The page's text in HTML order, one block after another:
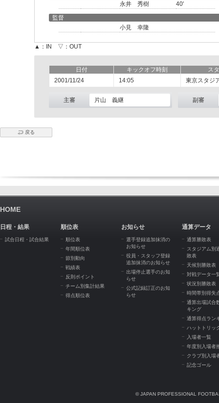
永井 秀樹
40'
監督
小見 幸隆
▲：IN ▽：OUT
日付 キックオフ時刻
ス
2001/11/24
14:05 東京スタジ
主審 片山 義継 副審
戻る
HOME
日程・結果
試合日程・試合結果
順位表
順位表
年間順位表
節別動向
戦績表
反則ポイント
チーム別集計結果
得点順位表
お知らせ
選手登録追加抹消の
お知らせ
役員・スタッフ登録
追加抹消のお知らせ
出場停止選手のお知
らせ
公式記録訂正のお知
らせ
通算データ
通算勝敗表
スタジアム別
敗表
天候別勝敗表
対戦データ一
状況別勝敗表
時間帯別得失
通算出場試合
キング
通算得点ラン
ハットトリッ
入場者一覧
年度別入場者
クラブ別入場
記念ゴール
© JAPAN PROFESSIONAL